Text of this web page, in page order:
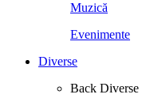
Muzică
Evenimente
Diverse
Back Diverse